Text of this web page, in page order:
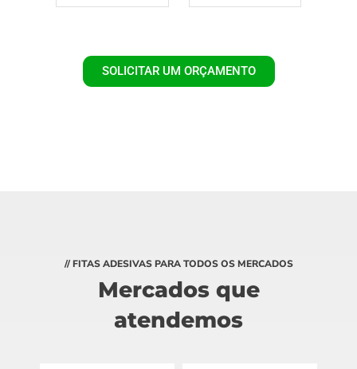
SOLICITAR UM ORÇAMENTO
// FITAS ADESIVAS PARA TODOS OS MERCADOS
Mercados que
atendemos